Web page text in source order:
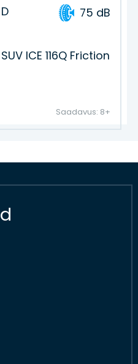
D 75 dB
ICE 116Q Friction
Saadavus: 8+